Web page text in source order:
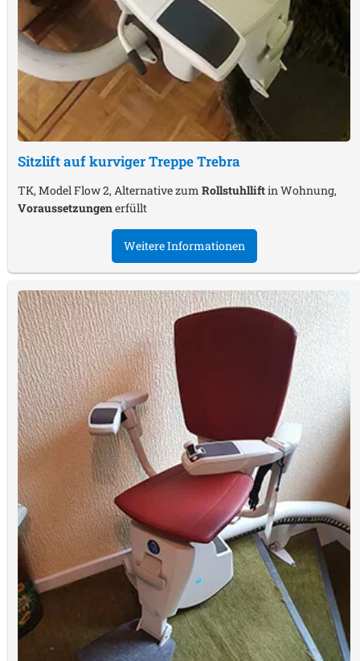
Sitzlift auf kurviger TreppeTrebra
TK, Model Flow 2, Alternative zum Rollstuhlliftin Wohnung,
Voraussetzungenerfüllt
Weitere Informationen